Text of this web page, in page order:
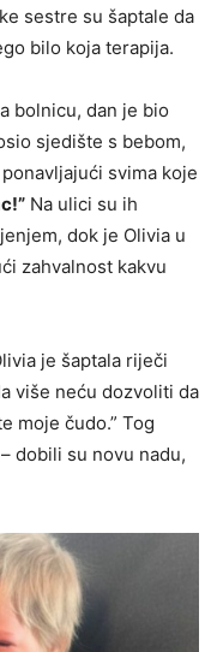
sestre su šaptale da
bilo koja terapija.
bolnicu, dan je bio
sjedište s bebom,
svima koje
Na ulici su ih
dok je Olivia u
zahvalnost kakvu
je šaptala riječi
više neću dozvoliti da
moje čudo.” Tog
dobili su novu nadu,